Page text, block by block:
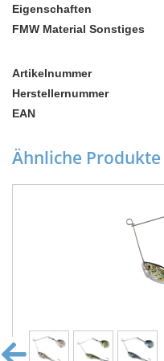
Eigenschaften
FMW Material Sonstiges
Artikelnummer
Herstellernummer
EAN
Ähnliche Produkte